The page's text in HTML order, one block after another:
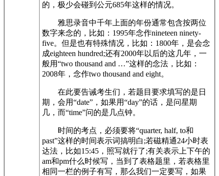
的，极少会碰到公元685年这样的情况。
雅思录音中千年上面的年份通常包含按两位
数字来念的，比如：1995年念作nineteen ninety-
five。但是也有特殊情况，比如：1800年，是会念
成eighteen hundred;还有2000年以后的这几年，一
般用“two thousand and …”这样的念法，比如：
2008年，念作two thousand and eight。
在此要告诫考生们，若题目要求填写的是日
期，会用“date”，如果用“day”的话，是问星期
几，而“time”问的是几点钟。
时间的考点，必须要将“quarter, half, to和
past”这样的时间表示词搞明白;若磁精通24小时表
达法，比如15:45，照写就行了;有关表示上下午的
am和pm什么时候写，当到了表格题里，若表格里
相同一栏的例子有写，那么我们一定要写，如果